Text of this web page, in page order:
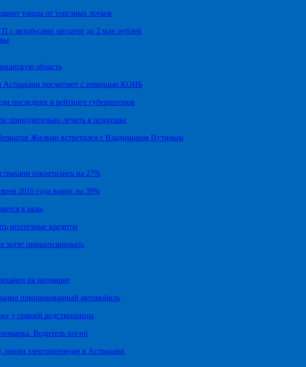
улицы от торговых лотков
с автобусами заплатят до 2 млн рублей
область
Астрахани посчитают с помощью КОИБ
последних в рейтинге губернаторов
принудительно лечить в психушке
Жилкин встретился с Владимиром Путиным
сократились на 27%
2016 года вырос на 39%
в разы
ипотечные кредиты
хотят приватизировать
на иномарке
припаркованный автомобиль
у спящей родственницы
Водитель погиб
электропередач в Астрахани